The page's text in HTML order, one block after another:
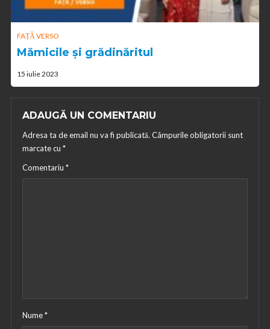
FAȚĂ VERSO
Mămicile și grădinăritul
15 iulie 2023
ADAUGĂ UN COMENTARIU
Adresa ta de email nu va fi publicată. Câmpurile obligatorii sunt
marcate cu *
Comentariu *
Nume*